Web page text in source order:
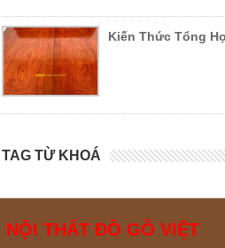
Kiến Thức Tổng
TAG TỪ KHOÁ
NỘI THẤT ĐỒ GỖ VIỆT